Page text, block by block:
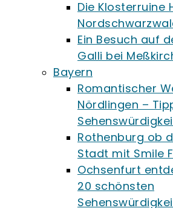
Die Klosterruine
Ein Besuch auf
Galli bei
Bayern
Romantischer
Nördlingen –
Rothenburg ob
Stadt mit Smile
Ochsenfurt
20 schönsten